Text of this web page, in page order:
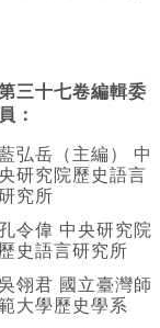
三十七卷編輯委
員：
弘岳（主編） 中
研究院歷史語言
究所
令偉 中央研究院
歷史語言研究所
翎君 國立臺灣師
大學歷史學系